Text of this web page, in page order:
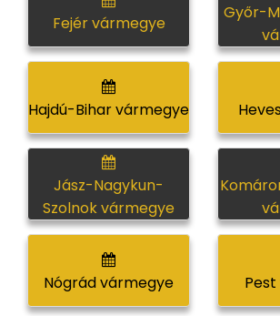
Fejér vármegye
Győr-
Hajdú-Bihar vármegye
Jász-Nagykun-
Szolnok vármegye
Nógrád vármegye